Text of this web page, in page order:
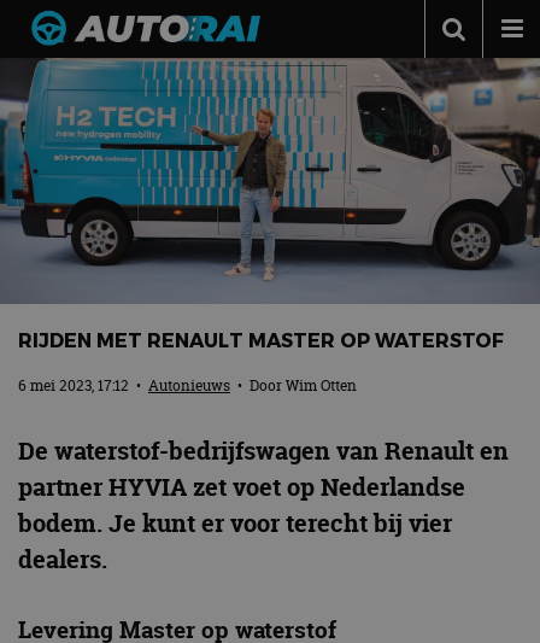
Autonieuws
Podcast
Autotests
Automerken
Adverteren
Contact
MotorRAI.nl
RIJDEN MET RENAULT MASTER OP WATERSTOF
6 mei 2023, 17:12 • Autonieuws • DoorWim Otten
De waterstof-bedrijfswagen van Renault en
partner HYVIA zet voet op Nederlandse
bodem. Je kunt er voor terecht bij vier
dealers.
Levering Master op waterstof